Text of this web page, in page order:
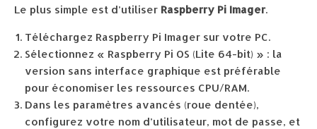
Le plus simple est d’utiliser Raspberry Pi Imager.
Téléchargez Raspberry Pi Imager sur votre PC.
Sélectionnez « Raspberry Pi OS (Lite 64-bit) » : la
version sans interface graphique est préférable
pour économiser les ressources CPU/RAM.
Dans les paramètres avancés (roue dentée),
configurez votre nom d’utilisateur, mot de passe, et